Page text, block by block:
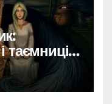
таємниці